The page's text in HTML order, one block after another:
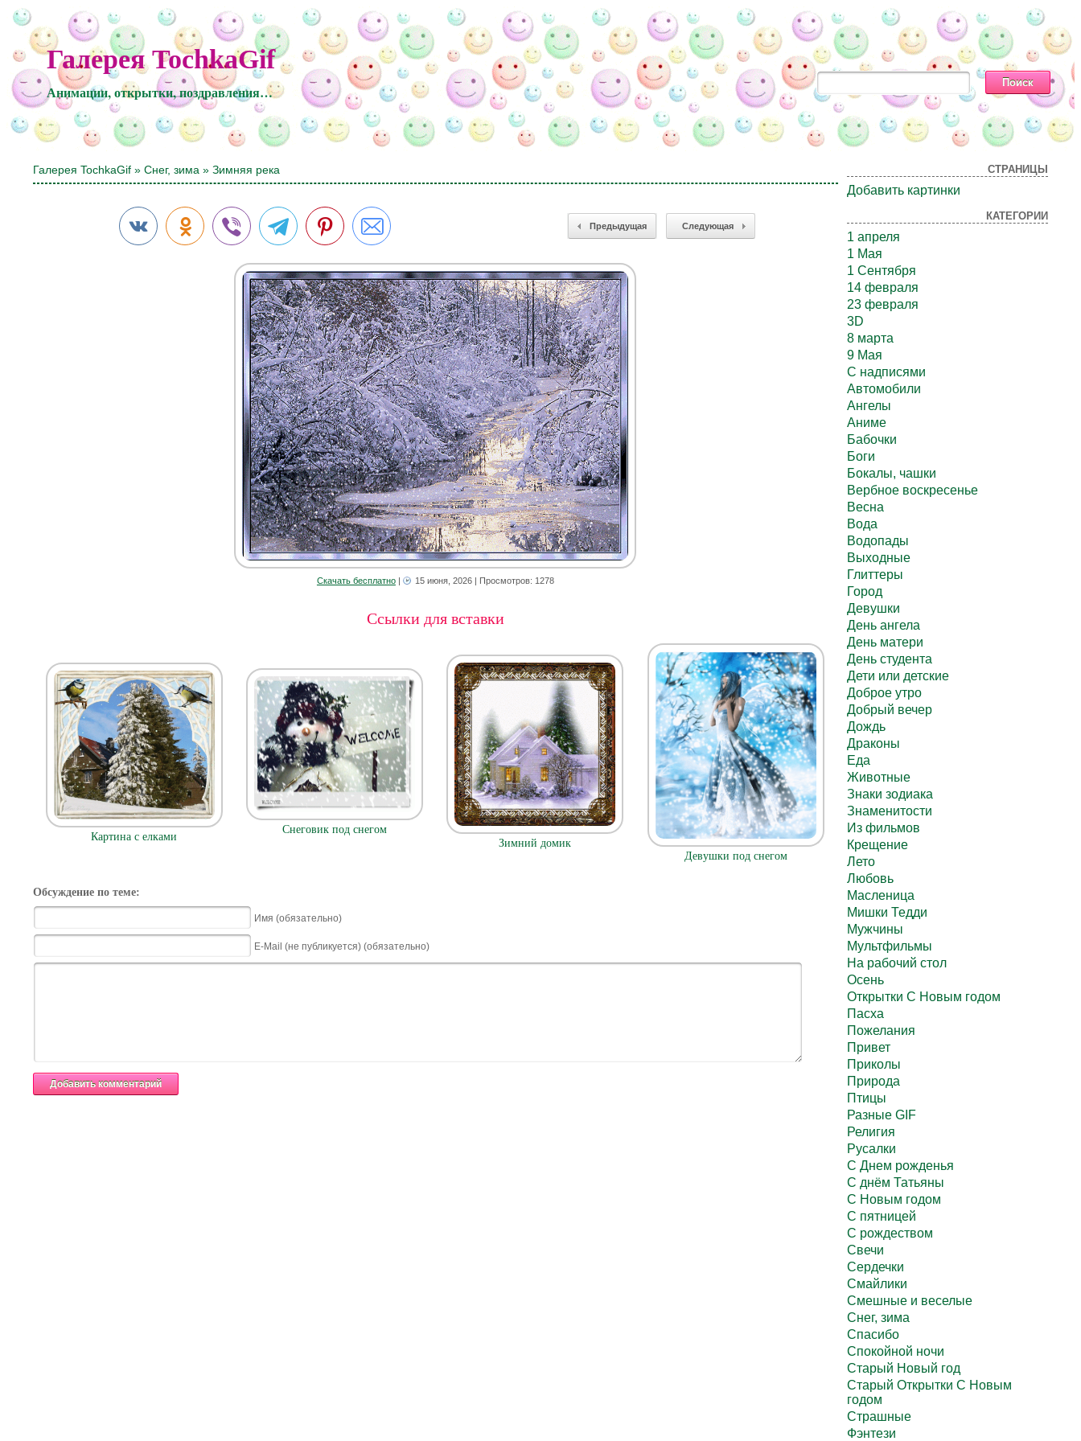
Галерея TochkaGif
Анимации, открытки, поздравления…
Галерея TochkaGif »Снег, зима » Зимняя река
Предыдущая Следующая
Скачать бесплатно| 15 июня, 2026| Просмотров: 1278
Ссылки для вставки
Картина с елками
Снеговик под снегом
Зимний домик
Девушки под снегом
Обсуждение по теме:
Имя (обязательно)
E-Mail (не публикуется) (обязательно)
СТРАНИЦЫ
Добавить картинки
КАТЕГОРИИ
1 апреля
1 Мая
1 Сентября
14 февраля
23 февраля
3D
8 марта
9 Мая
C надписями
Автомобили
Ангелы
Аниме
Бабочки
Боги
Бокалы, чашки
Вербное воскресенье
Весна
Вода
Водопады
Выходные
Глиттеры
Город
Девушки
День ангела
День матери
День студента
Дети или детские
Доброе утро
Добрый вечер
Дождь
Драконы
Еда
Животные
Знаки зодиака
Знаменитости
Из фильмов
Крещение
Лето
Любовь
Масленица
Мишки Тедди
Мужчины
Мультфильмы
На рабочий стол
Осень
Открытки С Новым годом
Пасха
Пожелания
Привет
Приколы
Природа
Птицы
Разные GIF
Религия
Русалки
С Днем рожденья
С днём Татьяны
С Новым годом
С пятницей
С рождеством
Свечи
Сердечки
Смайлики
Смешные и веселые
Снег, зима
Спасибо
Спокойной ночи
Старый Новый год
Старый Открытки С Новым
годом
Страшные
Фэнтези